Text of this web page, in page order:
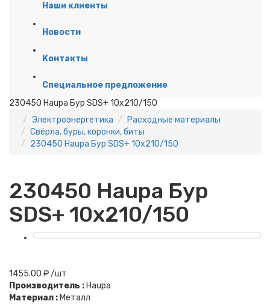
Наши клиенты
Новости
Контакты
Специальное предложение
230450 Haupa Бур SDS+ 10x210/150
Электроэнергетика
Расходные материалы
Свёрла, буры, коронки, биты
230450 Haupa Бур SDS+ 10x210/150
230450 Haupa Бур
SDS+ 10x210/150
1455.00 ₽ /шт
Производитель : Haupa
Материал : Металл